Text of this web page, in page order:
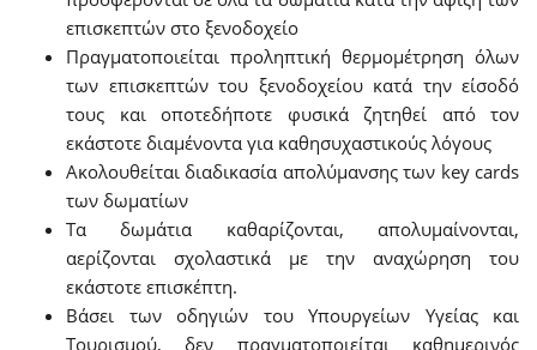
επισκεπτών στο ξενοδοχείο
Πραγματοποιείται προληπτική θερμομέτρηση όλων
των επισκεπτών του ξενοδοχείου κατά την είσοδό
τους και οποτεδήποτε φυσικά ζητηθεί από τον
εκάστοτε διαμένοντα για καθησυχαστικούς λόγους
Ακολουθείται διαδικασία απολύμανσης των key cards
των δωματίων
Τα δωμάτια καθαρίζονται, απολυμαίνονται,
αερίζονται σχολαστικά με την αναχώρηση του
εκάστοτε επισκέπτη.
Βάσει των οδηγιών του Υπουργείων Υγείας και
Τουρισμού, δεν πραγματοποιείται καθημερινός